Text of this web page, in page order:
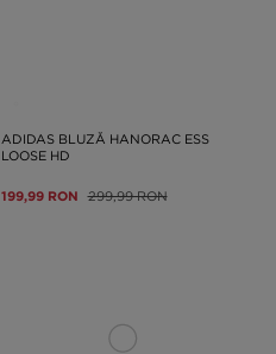
ADIDAS BLUZĂ HANORAC ESS
LOOSE HD
199,99 RON 299,99 RON